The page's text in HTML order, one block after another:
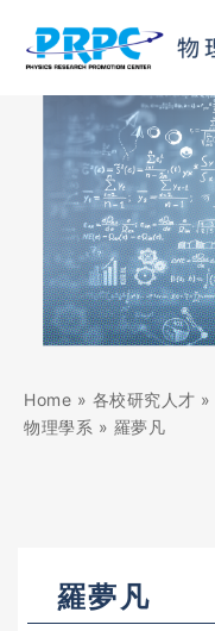
Home » 各校研究人才 »
物理學系 » 羅夢凡
羅夢凡